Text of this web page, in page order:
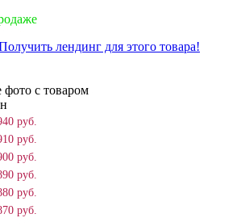
лендинг для этого товара!
фото с товаром
руб.
руб.
руб.
руб.
руб.
руб.